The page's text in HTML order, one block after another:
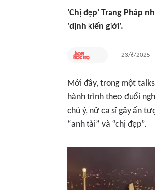
'Chị đẹp' Trang Pháp
'định kiến giới'.
23/6/2025
Mới đây, trong một
hành trình theo đuổi
chú ý, nữ ca sĩ gây ấn
“anh tài” và “chị đẹp”.